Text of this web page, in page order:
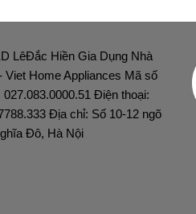
LêĐắc Hiền Gia Dụng Nhà
Viet Home Appliances Mã số
027.083.0000.51 Điện thoại:
Địa chỉ: Số 10-12 ngõ
Đô, Hà Nội